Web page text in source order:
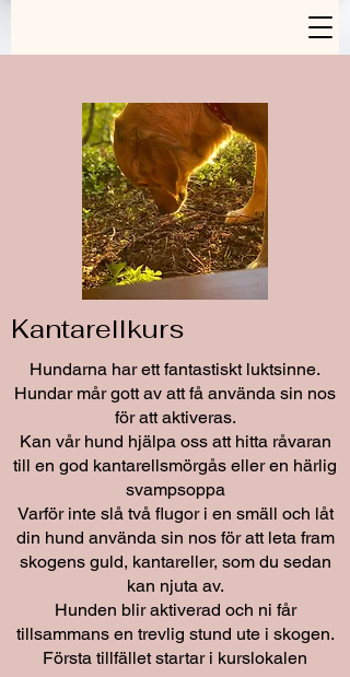
Kantarellkurs
Hundarna har ett fantastiskt luktsinne.
Hundar mår gott av att få använda sin nos
för att aktiveras.
Kan vår hund hjälpa oss att hitta råvaran
till en god kantarellsmörgås eller en härlig
svampsoppa
Varför inte slå två flugor i en smäll och låt
din hund använda sin nos för att leta fram
skogens guld, kantareller, som du sedan
kan njuta av.
Hunden blir aktiverad och ni får
tillsammans en trevlig stund ute i skogen.
Första tillfället startar i kurslokalen